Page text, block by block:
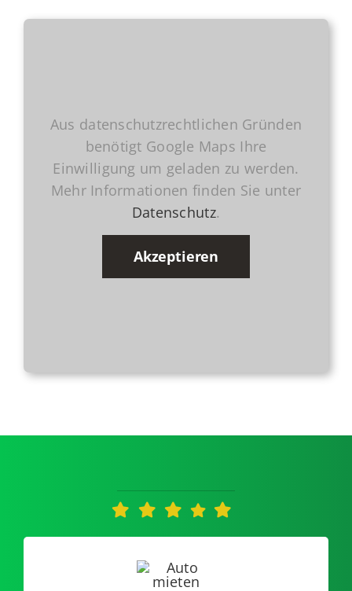
Aus datenschutzrechtlichen Gründen
benötigt Google Maps Ihre
Einwilligung um geladen zu werden.
Mehr Informationen finden Sie unter
Datenschutz.
Akzeptieren